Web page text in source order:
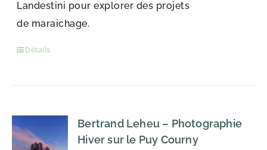
Landestini pour explorer des projets
de maraichage.
Détails
Bertrand Leheu – Photographie
Hiver sur le Puy Courny